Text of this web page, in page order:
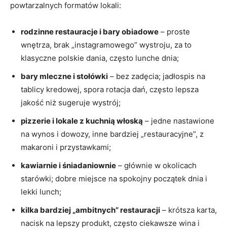
powtarzalnych formatów lokali:
rodzinne restauracje i bary obiadowe – proste
wnętrza, brak „instagramowego” wystroju, za to
klasyczne polskie dania, często lunche dnia;
bary mleczne i stołówki – bez zadęcia; jadłospis na
tablicy kredowej, spora rotacja dań, często lepsza
jakość niż sugeruje wystrój;
pizzerie i lokale z kuchnią włoską – jedne nastawione
na wynos i dowozy, inne bardziej „restauracyjne”, z
makaroni i przystawkami;
kawiarnie i śniadaniownie – głównie w okolicach
starówki; dobre miejsce na spokojny początek dnia i
lekki lunch;
kilka bardziej „ambitnych” restauracji – krótsza karta,
nacisk na lepszy produkt, często ciekawsze wina i